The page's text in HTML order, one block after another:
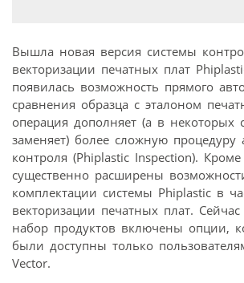
Вышла новая версия системы
векторизации печатных плат
появилась возможность прямого
сравнения образца с эталоном
операция дополняет (а в некоторых
заменяет) более сложную процедуру
контроля (Phiplastic Inspection). Кроме
существенно расширены
комплектации системы Phiplastic в
векторизации печатных плат.
набор продуктов включены опции,
были доступны только
Vector.